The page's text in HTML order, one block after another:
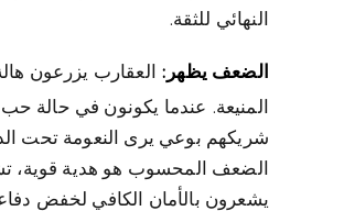
النهائي للثقة.
الضعف يظهر: العقارب يزرعون
المنيعة. عندما يكونون في حالة
شريكهم بوعي يرى النعومة تحت
الضعف المحسوب هو هدية قوية،
يشعرون بالأمان الكافي لخفض